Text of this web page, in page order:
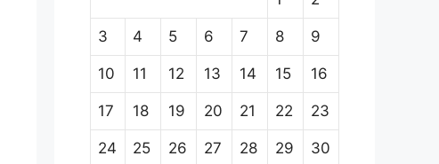
3 4 5 6 7 8 9
10 11 12 13 14 15 16
17 18 19 20 21 22 23
24 25 26 27 28 29 30